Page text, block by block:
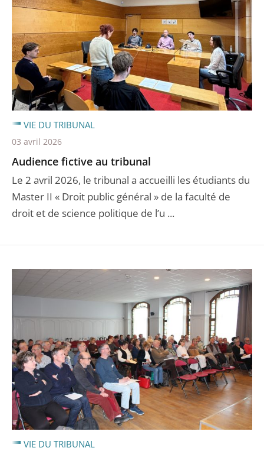
Audience fictive au tribunal
Le 2 avril 2026, le tribunal a accueilli les étudiants du
Master II « Droit public général » de la faculté de
droit et de science politique de l’u ...
VIE DU TRIBUNAL
03 avril 2026
VIE DU TRIBUNAL